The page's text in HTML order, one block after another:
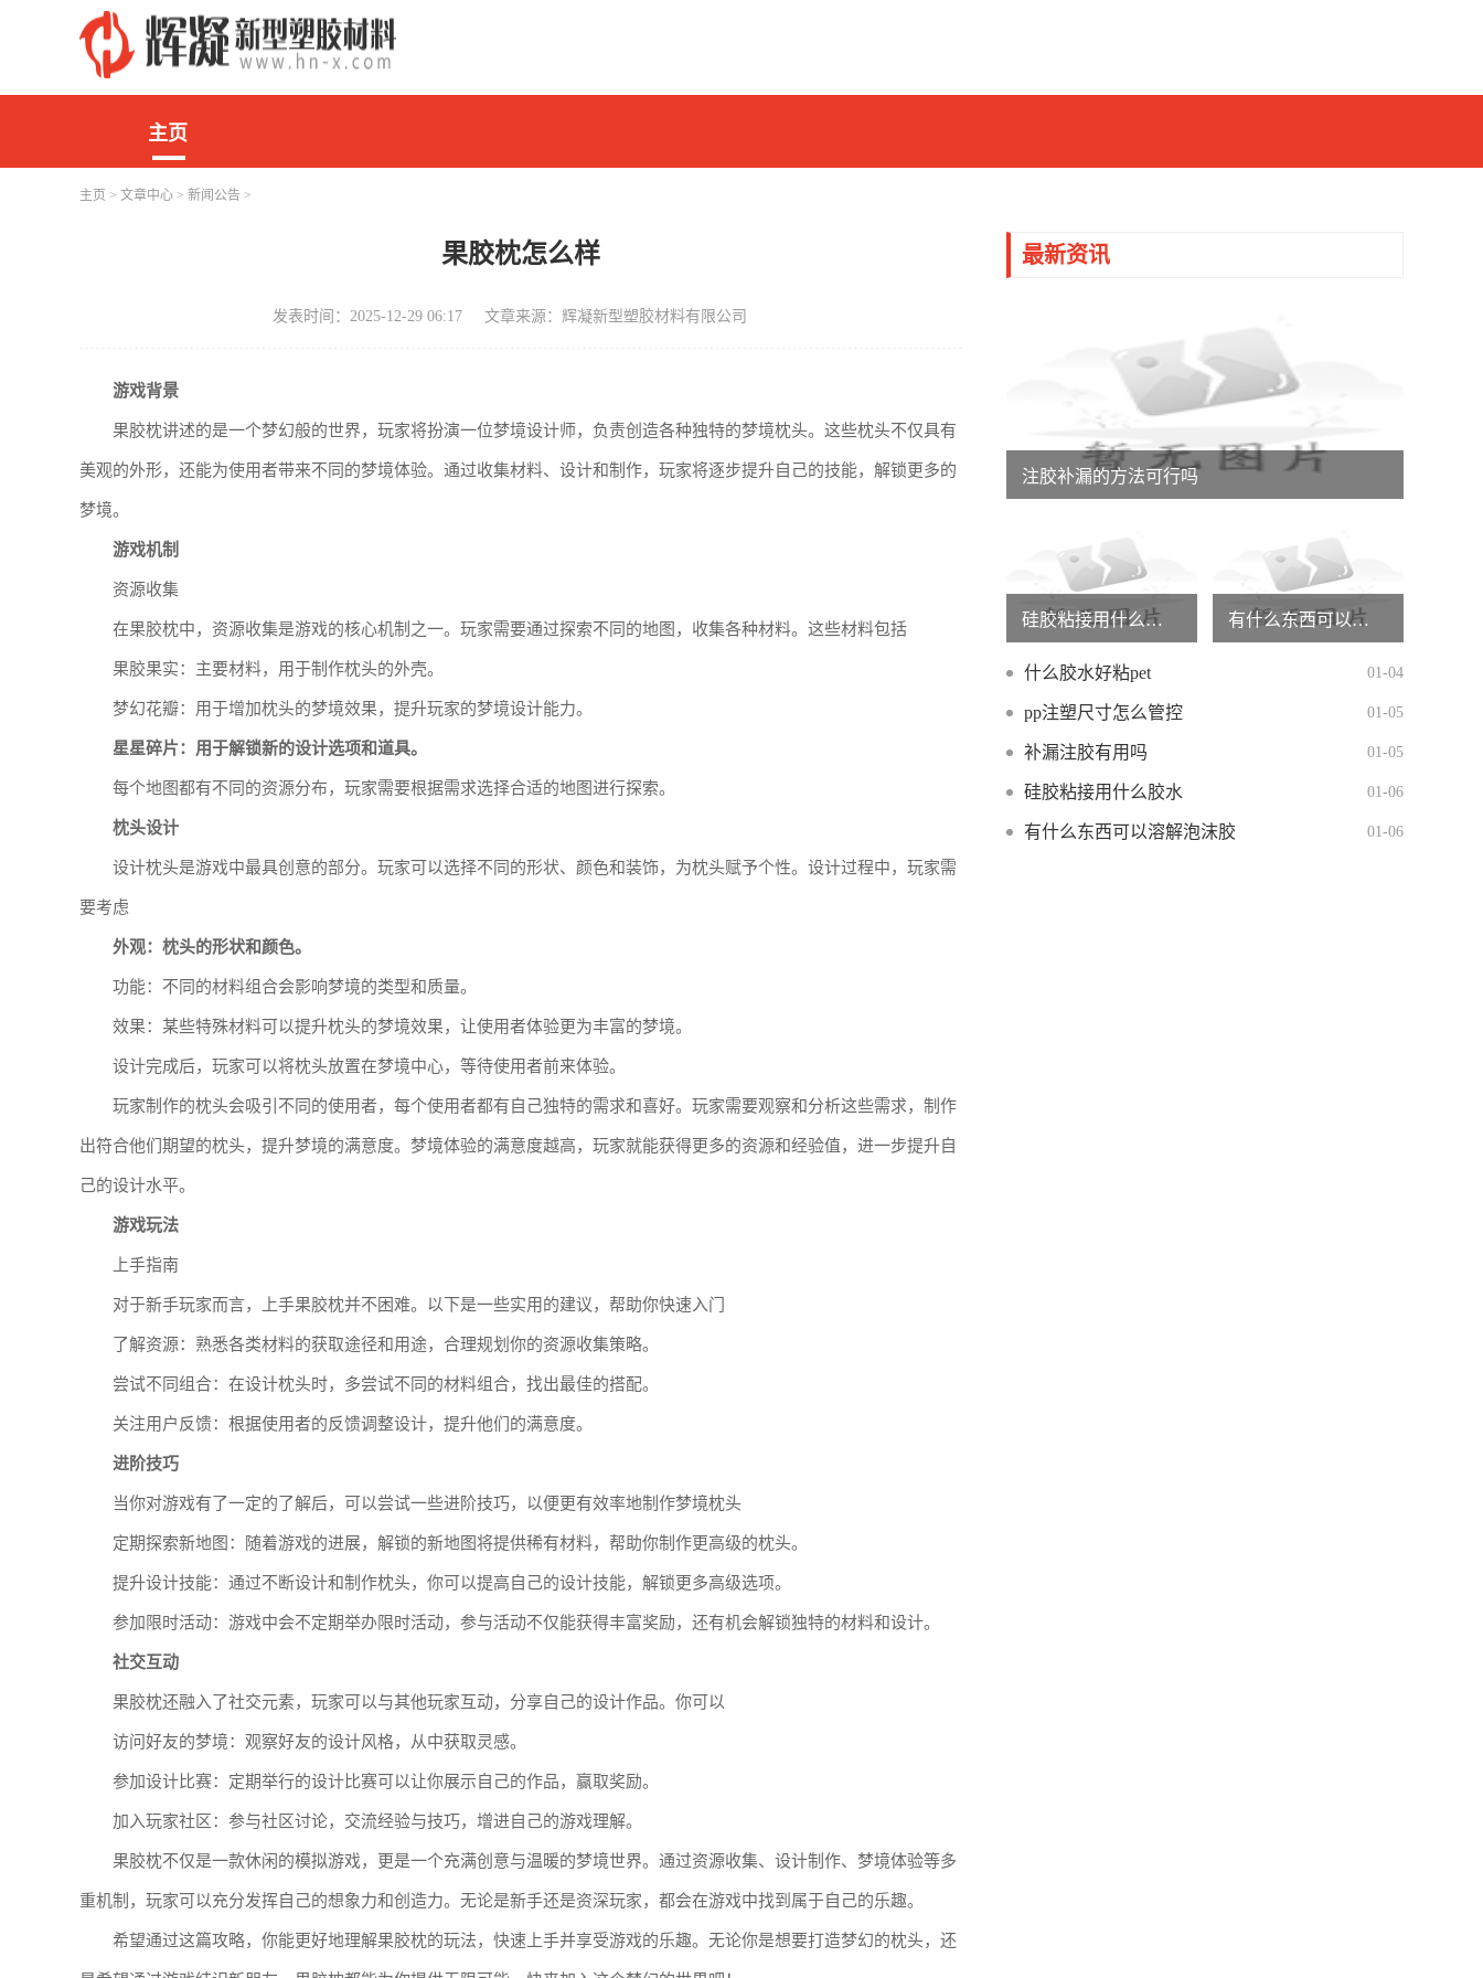
主页
主页 > 文章中心 > 新闻公告 >
果胶枕怎么样
发表时间：2025-12-29 06:17 文章来源：辉凝新型塑胶材料有限公司
游戏背景
果胶枕讲述的是一个梦幻般的世界，玩家将扮演一位梦境设计师，负责创造各种独特的梦境枕头。这些枕头不仅具有
美观的外形，还能为使用者带来不同的梦境体验。通过收集材料、设计和制作，玩家将逐步提升自己的技能，解锁更多的
梦境。
游戏机制
资源收集
在果胶枕中，资源收集是游戏的核心机制之一。玩家需要通过探索不同的地图，收集各种材料。这些材料包括
果胶果实：主要材料，用于制作枕头的外壳。
梦幻花瓣：用于增加枕头的梦境效果，提升玩家的梦境设计能力。
星星碎片：用于解锁新的设计选项和道具。
每个地图都有不同的资源分布，玩家需要根据需求选择合适的地图进行探索。
枕头设计
设计枕头是游戏中最具创意的部分。玩家可以选择不同的形状、颜色和装饰，为枕头赋予个性。设计过程中，玩家需
要考虑
外观：枕头的形状和颜色。
功能：不同的材料组合会影响梦境的类型和质量。
效果：某些特殊材料可以提升枕头的梦境效果，让使用者体验更为丰富的梦境。
设计完成后，玩家可以将枕头放置在梦境中心，等待使用者前来体验。
玩家制作的枕头会吸引不同的使用者，每个使用者都有自己独特的需求和喜好。玩家需要观察和分析这些需求，制作
出符合他们期望的枕头，提升梦境的满意度。梦境体验的满意度越高，玩家就能获得更多的资源和经验值，进一步提升自
己的设计水平。
游戏玩法
上手指南
对于新手玩家而言，上手果胶枕并不困难。以下是一些实用的建议，帮助你快速入门
了解资源：熟悉各类材料的获取途径和用途，合理规划你的资源收集策略。
尝试不同组合：在设计枕头时，多尝试不同的材料组合，找出最佳的搭配。
关注用户反馈：根据使用者的反馈调整设计，提升他们的满意度。
进阶技巧
当你对游戏有了一定的了解后，可以尝试一些进阶技巧，以便更有效率地制作梦境枕头
定期探索新地图：随着游戏的进展，解锁的新地图将提供稀有材料，帮助你制作更高级的枕头。
提升设计技能：通过不断设计和制作枕头，你可以提高自己的设计技能，解锁更多高级选项。
参加限时活动：游戏中会不定期举办限时活动，参与活动不仅能获得丰富奖励，还有机会解锁独特的材料和设计。
社交互动
果胶枕还融入了社交元素，玩家可以与其他玩家互动，分享自己的设计作品。你可以
访问好友的梦境：观察好友的设计风格，从中获取灵感。
参加设计比赛：定期举行的设计比赛可以让你展示自己的作品，赢取奖励。
加入玩家社区：参与社区讨论，交流经验与技巧，增进自己的游戏理解。
果胶枕不仅是一款休闲的模拟游戏，更是一个充满创意与温暖的梦境世界。通过资源收集、设计制作、梦境体验等多
重机制，玩家可以充分发挥自己的想象力和创造力。无论是新手还是资深玩家，都会在游戏中找到属于自己的乐趣。
希望通过这篇攻略，你能更好地理解果胶枕的玩法，快速上手并享受游戏的乐趣。无论你是想要打造梦幻的枕头，还
最新资讯
注胶补漏的方法可行吗
硅胶粘接用什么胶水 有什么东西可以溶解泡沫胶
什么胶水好粘pet 01-04
pp注塑尺寸怎么管控 01-05
补漏注胶有用吗 01-05
硅胶粘接用什么胶水 01-06
有什么东西可以溶解泡沫胶 01-06